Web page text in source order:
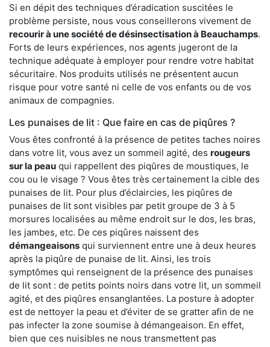
Si en dépit des techniques d’éradication suscitées le
problème persiste, nous vous conseillerons vivement de
recourir à une société de désinsectisation à Beauchamps.
Forts de leurs expériences, nos agents jugeront de la
technique adéquate à employer pour rendre votre habitat
sécuritaire. Nos produits utilisés ne présentent aucun
risque pour votre santé ni celle de vos enfants ou de vos
animaux de compagnies.
Les punaises de lit : Que faire en cas de piqûres ?
Vous êtes confronté à la présence de petites taches noires
dans votre lit, vous avez un sommeil agité, des rougeurs
sur la peau qui rappellent des piqûres de moustiques, le
cou ou le visage ? Vous êtes très certainement la cible des
punaises de lit. Pour plus d’éclaircies, les piqûres de
punaises de lit sont visibles par petit groupe de 3 à 5
morsures localisées au même endroit sur le dos, les bras,
les jambes, etc. De ces piqûres naissent des
démangeaisons qui surviennent entre une à deux heures
après la piqûre de punaise de lit. Ainsi, les trois
symptômes qui renseignent de la présence des punaises
de lit sont : de petits points noirs dans votre lit, un sommeil
agité, et des piqûres ensanglantées. La posture à adopter
est de nettoyer la peau et d’éviter de se gratter afin de ne
pas infecter la zone soumise à démangeaison. En effet,
bien que ces nuisibles ne nous transmettent pas